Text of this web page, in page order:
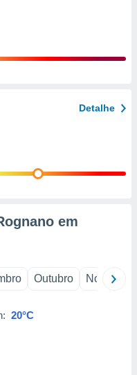
Detalhe
em
Outubro Novembro
20°C